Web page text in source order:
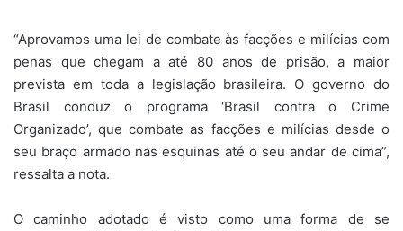
“Aprovamos uma lei de combate às facções e milícias com
penas que chegam a até 80 anos de prisão, a maior
prevista em toda a legislação brasileira. O governo do
Brasil conduz o programa ‘Brasil contra o Crime
Organizado’, que combate as facções e milícias desde o
seu braço armado nas esquinas até o seu andar de cima”,
ressalta a nota.
O caminho adotado é visto como uma forma de se